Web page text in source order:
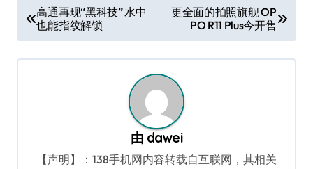
章
导
高通再现“黑科技” 水中
也能指纹解锁
更全面的拍照旗舰 OP
PO R11 Plus今开售
由 dawei
【声明】：138手机网内容转载自互联网，其相关